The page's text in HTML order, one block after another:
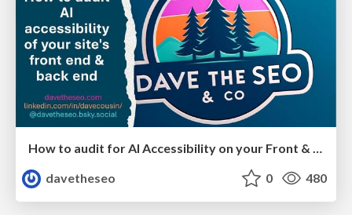
How to audit for AI Accessibility on your Front & Back End
davetheseo
0 480